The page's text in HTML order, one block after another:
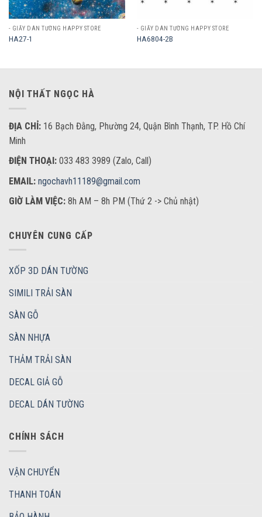
- GIẤY DÁN TƯỜNG HAPPY STORE
HA27-1
- GIẤY DÁN TƯỜNG HAPPY STORE
HA6804-2B
NỘI THẤT NGỌC HÀ
ĐỊA CHỈ: 16 Bạch Đằng, Phường 24, Quận Bình Thạnh, TP. Hồ Chí
Minh
ĐIỆN THOẠI: 033 483 3989 (Zalo, Call)
EMAIL: ngochavh11189@gmail.com
GIỜ LÀM VIỆC: 8h AM – 8h PM (Thứ 2 -> Chủ nhật)
CHUYÊN CUNG CẤP
XỐP 3D DÁN TƯỜNG
SIMILI TRẢI SÀN
SÀN GỖ
SÀN NHỰA
THẢM TRẢI SÀN
DECAL GIẢ GỖ
DECAL DÁN TƯỜNG
CHÍNH SÁCH
VẬN CHUYỂN
THANH TOÁN